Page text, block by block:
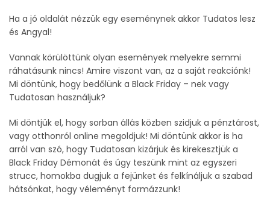
Ha a jó oldalát nézzük egy eseménynek akkor Tudatos lesz
és Angyal!
Vannak körülöttünk olyan események melyekre semmi
ráhatásunk nincs! Amire viszont van, az a saját reakciónk!
Mi döntünk, hogy bedőlünk a Black Friday – nek vagy
Tudatosan használjuk?
Mi döntjük el, hogy sorban állás közben szidjuk a pénztárost,
vagy otthonról online megoldjuk! Mi döntünk akkor is ha
arról van szó, hogy Tudatosan kizárjuk és kirekesztjük a
Black Friday Démonát és úgy teszünk mint az egyszeri
strucc, homokba dugjuk a fejünket és felkínáljuk a szabad
hátsónkat, hogy véleményt formázzunk!